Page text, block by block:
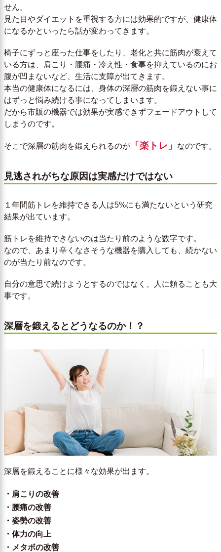
せん。
見た目やダイエットを重視する方には効果的ですが、健康体
になるかといったら話が変わってきます。
椅子にずっと座った仕事をしたり、老化と共に筋肉が衰えて
いる方は、肩こり・腰痛・冷え性・食事を抑えているのにお
腹が凹まないなど、生活に支障が出てきます。
本当の健康体になるには、身体の深層の筋肉を鍛えない事に
はずっと悩み続ける事になってしまいます。
だから市販の機器では効果が実感できずフェードアウトして
しまうのです。
そこで深層の筋肉を鍛えられるのが 「楽トレ」 なのです。
見逃されがちな原因は実感だけではない
１年間筋トレを維持できる人は5%にも満たないという研究
結果が出ています。
筋トレを維持できないのは当たり前のような数字です。
なので、あまり辛くなさそうな機器を購入しても、続かない
のが当たり前なのです。
自分の意思で続けようとするのではなく、人に頼ることも大
事です。
深層を鍛えるとどうなるのか！？
深層を鍛えることに様々な効果が出ます。
・肩こりの改善
・腰痛の改善
・姿勢の改善
・体力の向上
・メタボの改善